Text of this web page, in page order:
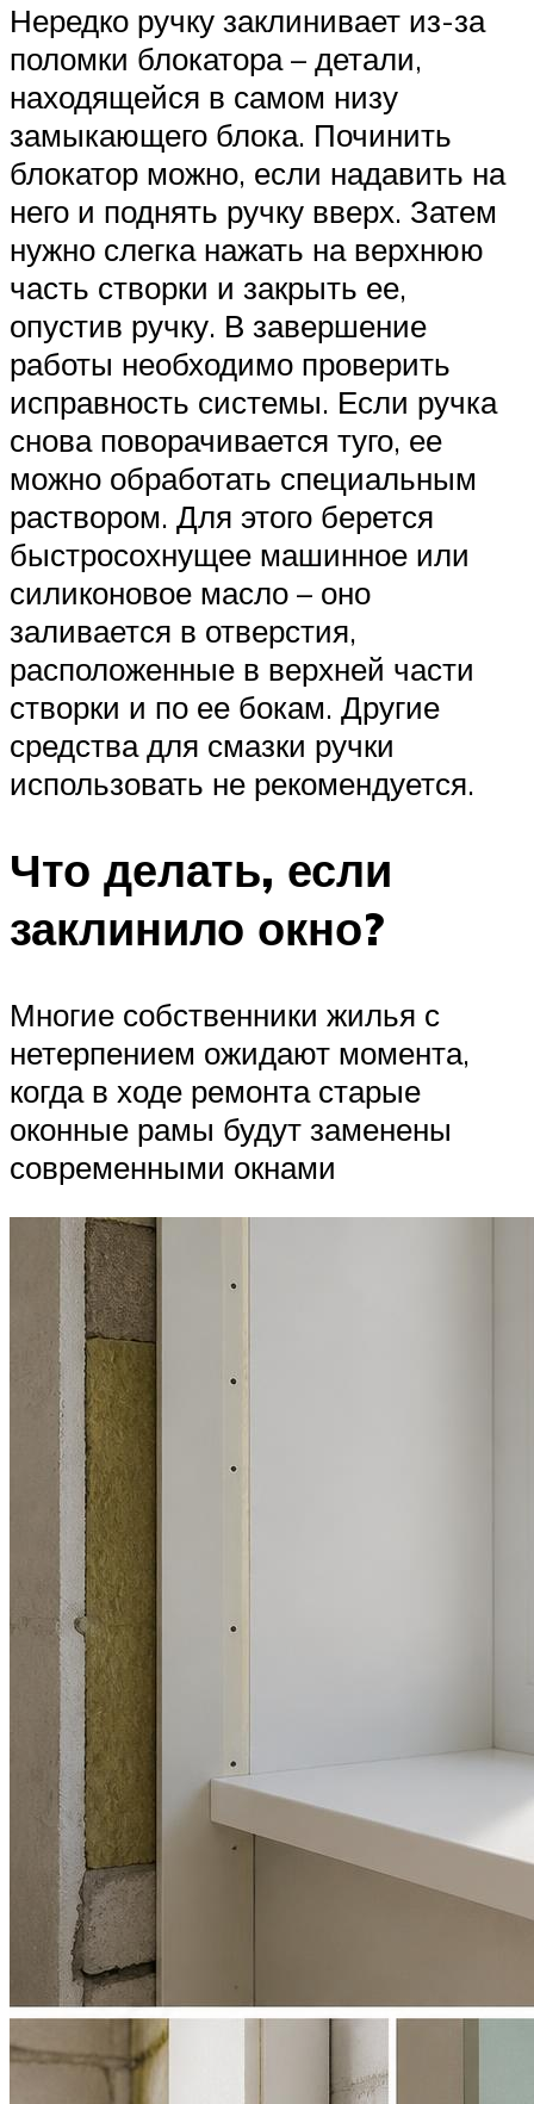
Нередко ручку заклинивает из-за
поломки блокатора – детали,
находящейся в самом низу
замыкающего блока. Починить
блокатор можно, если надавить на
него и поднять ручку вверх. Затем
нужно слегка нажать на верхнюю
часть створки и закрыть ее,
опустив ручку. В завершение
работы необходимо проверить
исправность системы. Если ручка
снова поворачивается туго, ее
можно обработать специальным
раствором. Для этого берется
быстросохнущее машинное или
силиконовое масло – оно
заливается в отверстия,
расположенные в верхней части
створки и по ее бокам. Другие
средства для смазки ручки
использовать не рекомендуется.
Что делать, если
заклинило окно?
Многие собственники жилья с
нетерпением ожидают момента,
когда в ходе ремонта старые
оконные рамы будут заменены
современными окнами